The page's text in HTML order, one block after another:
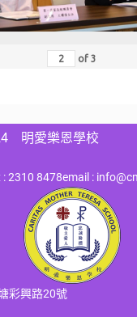
of3
明愛樂恩學校
: 2310 8478email :
彩興路20號